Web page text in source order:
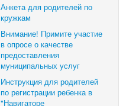
Анкета для родителей по
кружкам
Внимание! Примите участие
в опросе о качестве
предоставления
муниципальных услуг
Инструкция для родителей
по регистрации ребенка в
"Навигаторе